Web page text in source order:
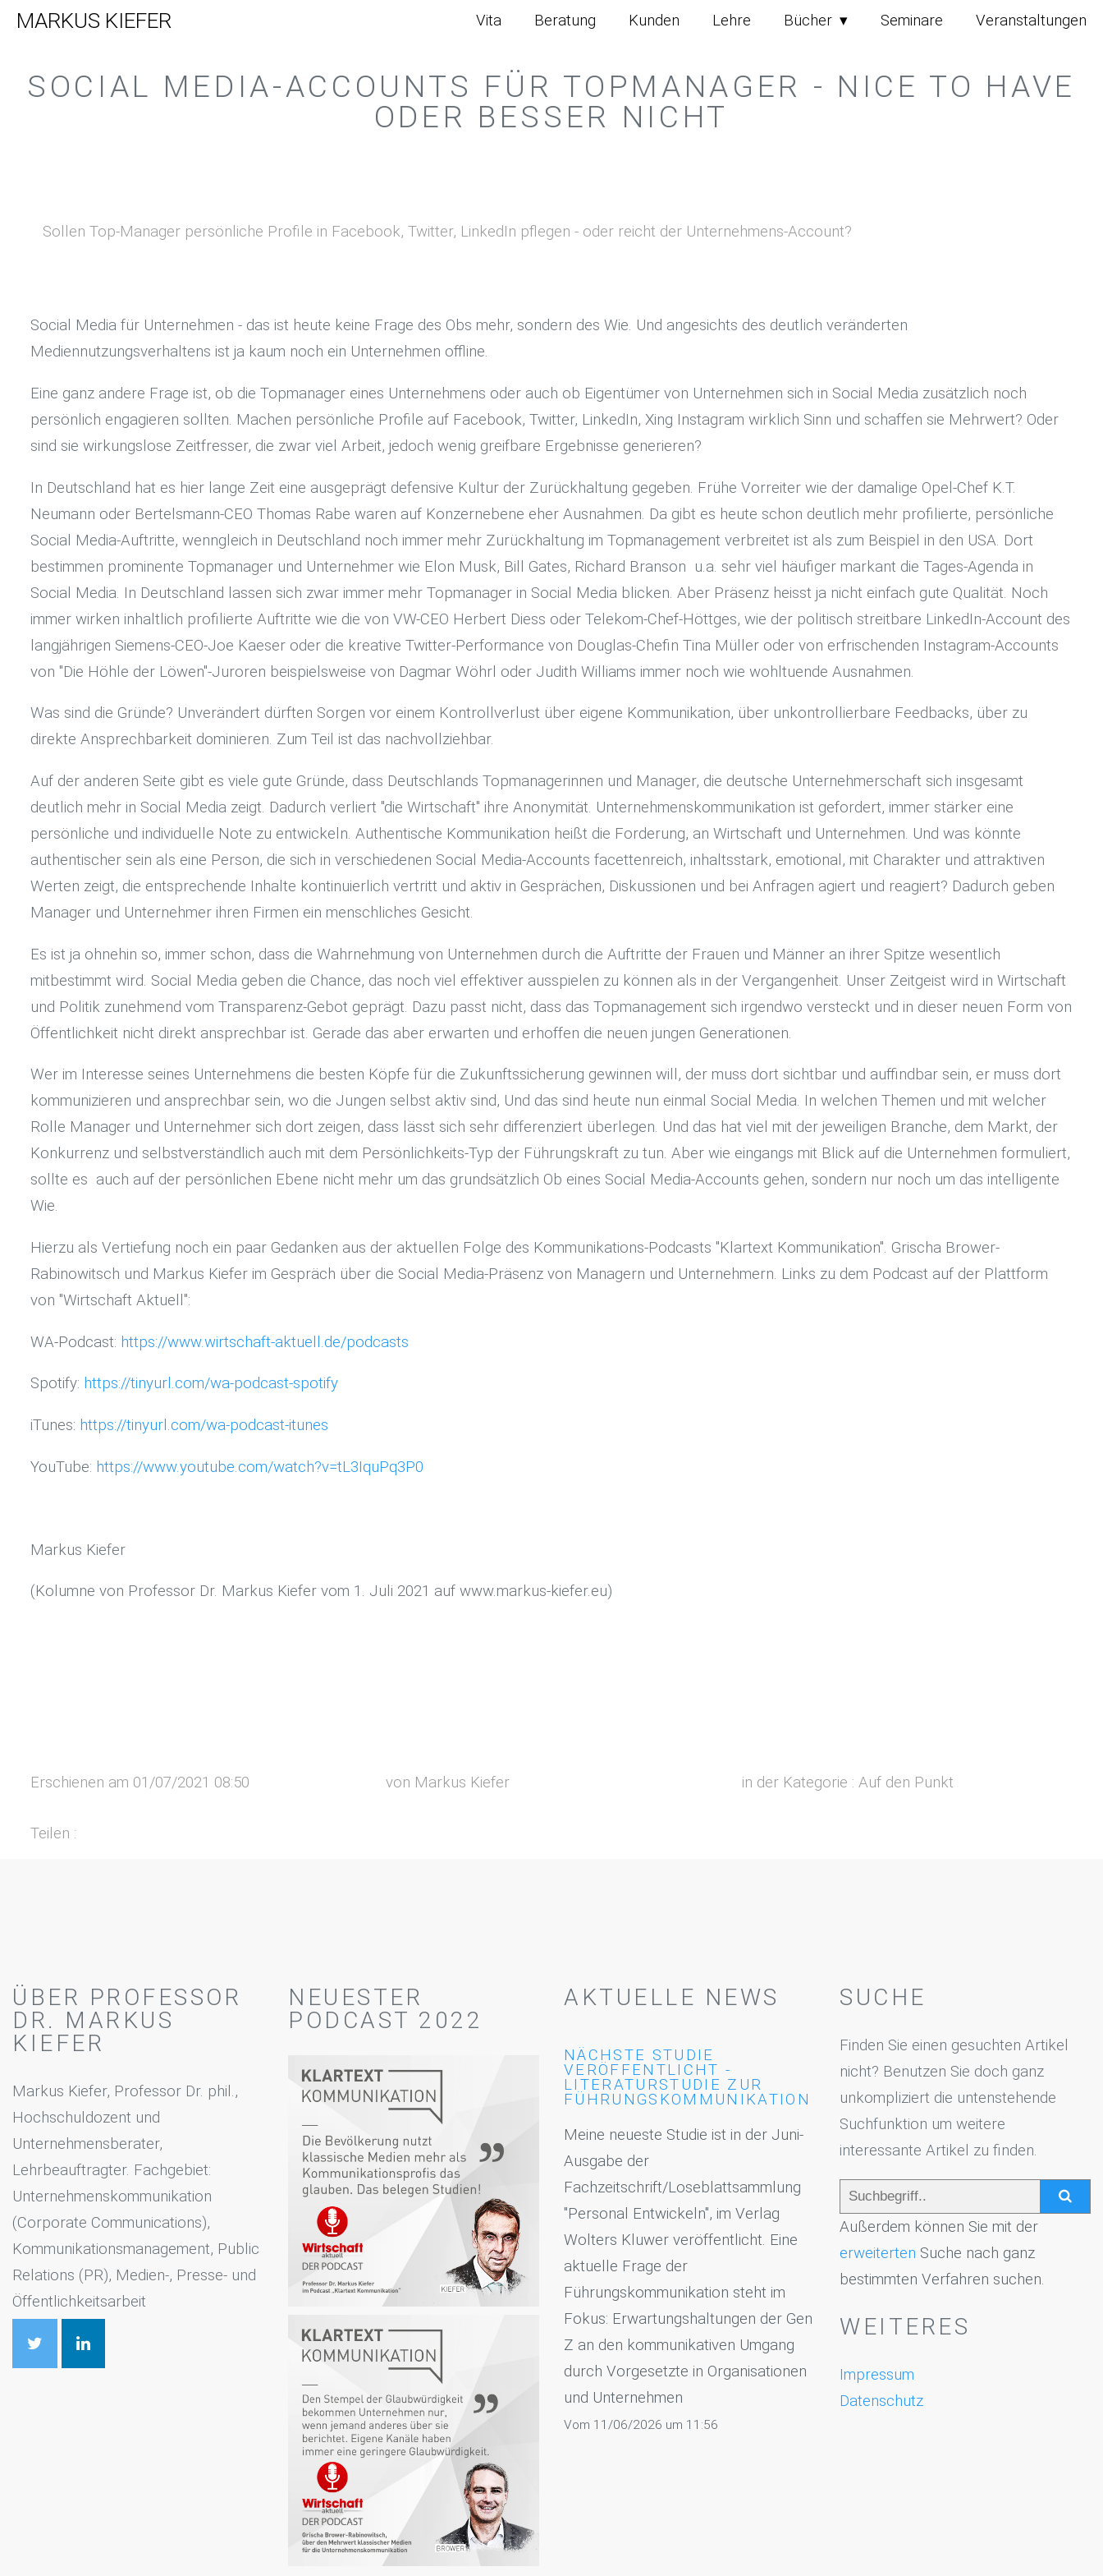
MARKUS KIEFER Vita Beratung Kunden Lehre Bücher Seminare Veranstaltungen
SOCIAL MEDIA-ACCOUNTS FÜR TOPMANAGER - NICE TO HAVE
ODER BESSER NICHT
Sollen Top-Manager persönliche Profile in Facebook, Twitter, LinkedIn pflegen - oder reicht der Unternehmens-Account?
Social Media für Unternehmen - das ist heute keine Frage des Obs mehr, sondern des Wie. Und angesichts des deutlich veränderten
Mediennutzungsverhaltens ist ja kaum noch ein Unternehmen offline.
Eine ganz andere Frage ist, ob die Topmanager eines Unternehmens oder auch ob Eigentümer von Unternehmen sich in Social Media zusätzlich noch
persönlich engagieren sollten. Machen persönliche Profile auf Facebook, Twitter, LinkedIn, Xing Instagram wirklich Sinn und schaffen sie Mehrwert? Oder
sind sie wirkungslose Zeitfresser, die zwar viel Arbeit, jedoch wenig greifbare Ergebnisse generieren?
In Deutschland hat es hier lange Zeit eine ausgeprägt defensive Kultur der Zurückhaltung gegeben. Frühe Vorreiter wie der damalige Opel-Chef K.T.
Neumann oder Bertelsmann-CEO Thomas Rabe waren auf Konzernebene eher Ausnahmen. Da gibt es heute schon deutlich mehr profilierte, persönliche
Social Media-Auftritte, wenngleich in Deutschland noch immer mehr Zurückhaltung im Topmanagement verbreitet ist als zum Beispiel in den USA. Dort
bestimmen prominente Topmanager und Unternehmer wie Elon Musk, Bill Gates, Richard Branson u.a. sehr viel häufiger markant die Tages-Agenda in
Social Media. In Deutschland lassen sich zwar immer mehr Topmanager in Social Media blicken. Aber Präsenz heisst ja nicht einfach gute Qualität. Noch
immer wirken inhaltlich profilierte Auftritte wie die von VW-CEO Herbert Diess oder Telekom-Chef-Höttges, wie der politisch streitbare LinkedIn-Account des
langjährigen Siemens-CEO-Joe Kaeser oder die kreative Twitter-Performance von Douglas-Chefin Tina Müller oder von erfrischenden Instagram-Accounts
von "Die Höhle der Löwen"-Juroren beispielsweise von Dagmar Wöhrl oder Judith Williams immer noch wie wohltuende Ausnahmen.
Was sind die Gründe? Unverändert dürften Sorgen vor einem Kontrollverlust über eigene Kommunikation, über unkontrollierbare Feedbacks, über zu
direkte Ansprechbarkeit dominieren. Zum Teil ist das nachvollziehbar.
Auf der anderen Seite gibt es viele gute Gründe, dass Deutschlands Topmanagerinnen und Manager, die deutsche Unternehmerschaft sich insgesamt
deutlich mehr in Social Media zeigt. Dadurch verliert "die Wirtschaft" ihre Anonymität. Unternehmenskommunikation ist gefordert, immer stärker eine
persönliche und individuelle Note zu entwickeln. Authentische Kommunikation heißt die Forderung, an Wirtschaft und Unternehmen. Und was könnte
authentischer sein als eine Person, die sich in verschiedenen Social Media-Accounts facettenreich, inhaltsstark, emotional, mit Charakter und attraktiven
Werten zeigt, die entsprechende Inhalte kontinuierlich vertritt und aktiv in Gesprächen, Diskussionen und bei Anfragen agiert und reagiert? Dadurch geben
Manager und Unternehmer ihren Firmen ein menschliches Gesicht.
Es ist ja ohnehin so, immer schon, dass die Wahrnehmung von Unternehmen durch die Auftritte der Frauen und Männer an ihrer Spitze wesentlich
mitbestimmt wird. Social Media geben die Chance, das noch viel effektiver ausspielen zu können als in der Vergangenheit. Unser Zeitgeist wird in Wirtschaft
und Politik zunehmend vom Transparenz-Gebot geprägt. Dazu passt nicht, dass das Topmanagement sich irgendwo versteckt und in dieser neuen Form von
Öffentlichkeit nicht direkt ansprechbar ist. Gerade das aber erwarten und erhoffen die neuen jungen Generationen.
Wer im Interesse seines Unternehmens die besten Köpfe für die Zukunftssicherung gewinnen will, der muss dort sichtbar und auffindbar sein, er muss dort
kommunizieren und ansprechbar sein, wo die Jungen selbst aktiv sind, Und das sind heute nun einmal Social Media. In welchen Themen und mit welcher
Rolle Manager und Unternehmer sich dort zeigen, dass lässt sich sehr differenziert überlegen. Und das hat viel mit der jeweiligen Branche, dem Markt, der
Konkurrenz und selbstverständlich auch mit dem Persönlichkeits-Typ der Führungskraft zu tun. Aber wie eingangs mit Blick auf die Unternehmen formuliert,
sollte es auch auf der persönlichen Ebene nicht mehr um das grundsätzlich Ob eines Social Media-Accounts gehen, sondern nur noch um das intelligente
Wie.
Hierzu als Vertiefung noch ein paar Gedanken aus der aktuellen Folge des Kommunikations-Podcasts "Klartext Kommunikation". Grischa Brower-
Rabinowitsch und Markus Kiefer im Gespräch über die Social Media-Präsenz von Managern und Unternehmern. Links zu dem Podcast auf der Plattform
von "Wirtschaft Aktuell":
WA-Podcast: https://www.wirtschaft-aktuell.de/podcasts
Spotify: https://tinyurl.com/wa-podcast-spotify
iTunes: https://tinyurl.com/wa-podcast-itunes
YouTube: https://www.youtube.com/watch?v=tL3IquPq3P0
Markus Kiefer
(Kolumne von Professor Dr. Markus Kiefer vom 1. Juli 2021 auf www.markus-kiefer.eu)
Erschienen am 01/07/2021 08:50 von Markus Kiefer in der Kategorie : Auf den Punkt
Teilen :
ÜBER PROFESSOR
DR. MARKUS
KIEFER
Markus Kiefer, Professor Dr. phil.,
Hochschuldozent und
Unternehmensberater,
Lehrbeauftragter. Fachgebiet:
Unternehmenskommunikation
(Corporate Communications),
Kommunikationsmanagement, Public
Relations (PR), Medien-, Presse- und
Öffentlichkeitsarbeit
NEUESTER
PODCAST 2022
AKTUELLE NEWS
NÄCHSTE STUDIE
VERÖFFENTLICHT -
LITERATURSTUDIE ZUR
FÜHRUNGSKOMMUNIKATION
Meine neueste Studie ist in der Juni-
Ausgabe der
Fachzeitschrift/Loseblattsammlung
"Personal Entwickeln", im Verlag
Wolters Kluwer veröffentlicht. Eine
aktuelle Frage der
Führungskommunikation steht im
Fokus: Erwartungshaltungen der Gen
Z an den kommunikativen Umgang
durch Vorgesetzte in Organisationen
und Unternehmen
Vom 11/06/2026 um 11:56
SUCHE
Finden Sie einen gesuchten Artikel
nicht? Benutzen Sie doch ganz
unkompliziert die untenstehende
Suchfunktion um weitere
interessante Artikel zu finden.
Außerdem können Sie mit der
erweiterten Suche nach ganz
bestimmten Verfahren suchen.
WEITERES
Impressum
Datenschutz